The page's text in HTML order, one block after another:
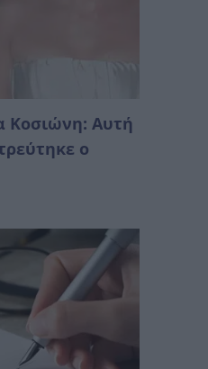
Κοσιώνη: Αυτή
ο